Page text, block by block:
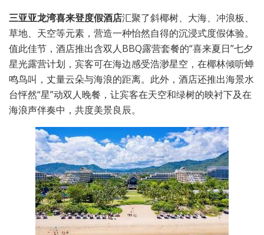
三亚亚龙湾喜来登度假酒店汇聚了斜椰树、大海、冲浪板、
草地、天空等元素，营造一种怡然自得的沉浸式度假体验。
值此佳节，酒店推出含双人BBQ露营套餐的“喜来夏日”七夕
星光露营计划，宾客可在海边感受浩渺星空，在椰林倾听蝉
鸣鸟叫，丈量云朵与海浪的距离。此外，酒店还推出海景水
台怦然“星”动双人晚餐，让宾客在天空和绿树的映衬下及在
海浪声伴奏中，共度美景良辰。